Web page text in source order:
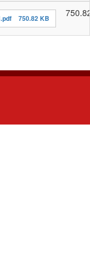
750.82 KB